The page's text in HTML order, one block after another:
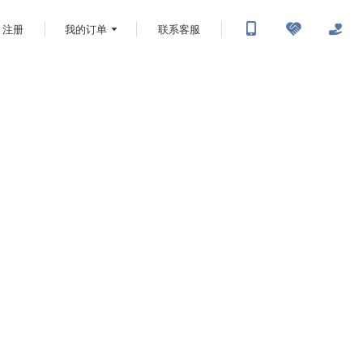
注册 我的订单 联系客服